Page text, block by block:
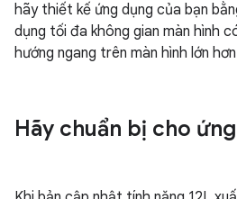
hãy thiết kế ứng dụng của bạn
dụng tối đa không gian màn hình
hướng ngang trên màn hình lớn
Hãy chuẩn bị cho